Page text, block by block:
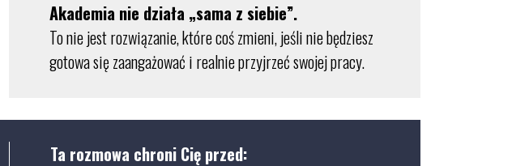
Akademia nie działa „sama z siebie”.
To nie jest rozwiązanie, które coś zmieni, jeśli nie będziesz
gotowa się zaangażować i realnie przyjrzeć swojej pracy.
Ta rozmowa chroni Cię przed: